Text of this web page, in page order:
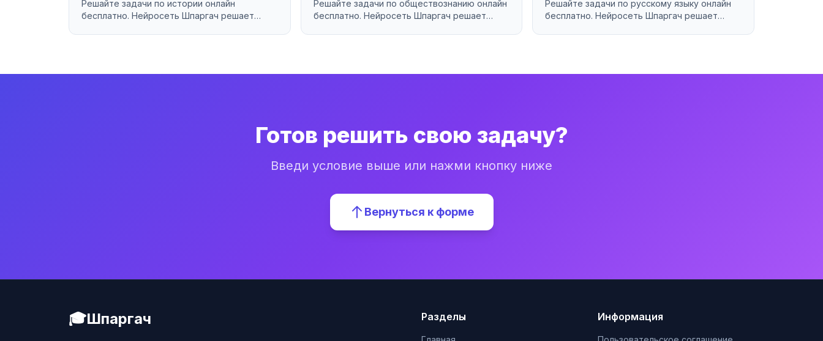
Решайте задачи по истории онлайн
бесплатно. Нейросеть Шпаргач решает
Решайте задачи по обществознанию онлайн
бесплатно. Нейросеть Шпаргач решает
Решайте задачи по русскому языку онлайн
бесплатно. Нейросеть Шпаргач решает
Готов решить свою задачу?
Введи условие выше или нажми кнопку ниже
Вернуться к форме
🎓Шпаргач Разделы Информация